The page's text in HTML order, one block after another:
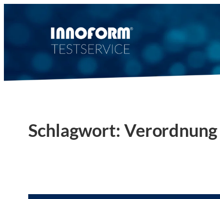
Schlagwort: